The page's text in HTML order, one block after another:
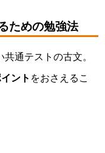
ための勉強法
通テストの古文。
ント をおさえるこ